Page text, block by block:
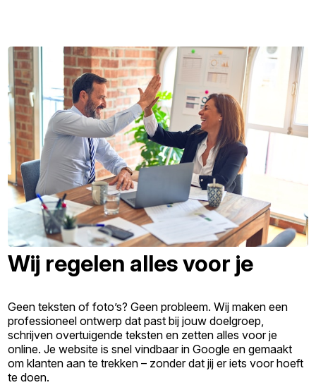
Wij regelen alles voor je
Geen teksten of foto’s? Geen probleem. Wij maken een
professioneel ontwerp dat past bij jouw doelgroep,
schrijven overtuigende teksten en zetten alles voor je
online. Je website is snel vindbaar in Google en gemaakt
om klanten aan te trekken – zonder dat jij er iets voor hoeft
te doen.